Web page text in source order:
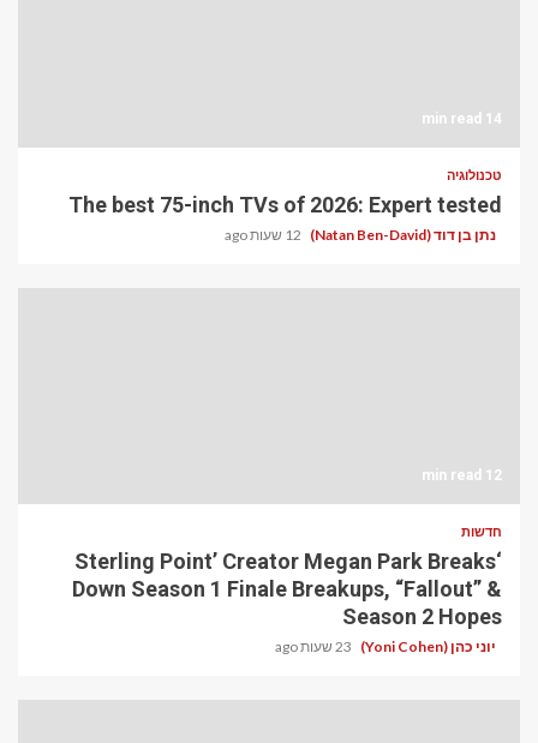
14 min read
טכנולוגיה
The best 75-inch TVs of 2026: Expert tested
נתן בן דוד (Natan Ben-David) 12 שעות ago
12 min read
חדשות
‘Sterling Point’ Creator Megan Park Breaks
Down Season 1 Finale Breakups, “Fallout” &
Season 2 Hopes
יוני כהן (Yoni Cohen) 23 שעות ago